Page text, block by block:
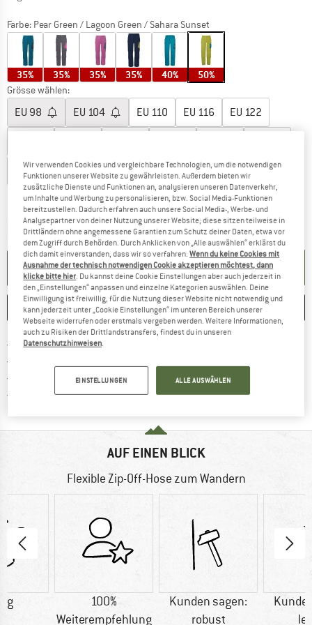
Farbe: Pear Green / Lagoon Green / Sahara Sunset
35% 35% 35% 35% 40% 50%
Grösse wählen:
EU 98 EU 104 EU 110 EU 116 EU 122
EU164 EU170 EU176
Grössentabelle
Lieferzeit: 3-5 WerktageDer Link öffnet sich in einer Infobox und
Menge:
IN DEN WARENKORB
MERKEN VERGLEICHEN
Portofrei ab CHF 100 (CH)
Kauf auf RechnungFinde die Zahlungs-Infos hier! Öffnet
Trusted Shops KäuferschutzFinde alle Infos hier!
AUF EINEN BLICK
Flexible Zip-Off-Hose zum Wandern
g
100%
Weiterempfehlung
Kunden sagen:
robust
Wir verwenden Cookies und vergleichbare Technologien, um die notwendigen
Funktionen unserer Website zu gewährleisten. Außerdem bieten wir
zusätzliche Dienste und Funktionen an, analysieren unseren Datenverkehr,
um Inhalte und Werbung zu personalisieren, bzw. Social Media-Funktionen
bereitzustellen. Dadurch erfahren auch unsere Social Media-, Werbe- und
Analysepartner von deiner Nutzung unserer Website; diese sitzen teilweise in
Drittländern ohne angemessene Garantien zum Schutz deiner Daten, etwa vor
dem Zugriff durch Behörden. Durch Anklicken von „Alle auswählen“ erklärst du
dich damit einverstanden, dass wir so verfahren.Wenn du keine Cookies mit
Ausnahme der technisch notwendigen Cookie akzeptieren möchtest, dann
klicke bitte hier . Du kannst deine Cookie Einstellungen aber auch jederzeit in
den „Einstellungen“ anpassen und einzelne Kategorien auswählen. Deine
Einwilligung ist freiwillig, für die Nutzung dieser Website nicht notwendig und
kann jederzeit unter „Cookie Einstellungen“ im unteren Bereich unserer
Webseite widerrufen oder erstmals vergeben werden. Weitere Informationen,
auch zu Risiken der Drittlandstransfers, findest du in unseren
Datenschutzhinweisen
EINSTELLUNGEN ALLE AUSWÄHLEN